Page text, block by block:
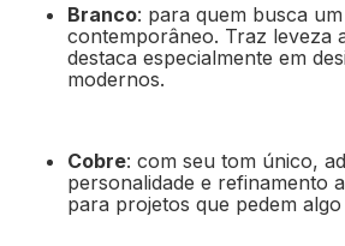
Branco: para quem busca
contemporâneo. Traz leveza
destaca especialmente em
modernos.
Cobre: com seu tom único,
personalidade e refinamento
para projetos que pedem algo